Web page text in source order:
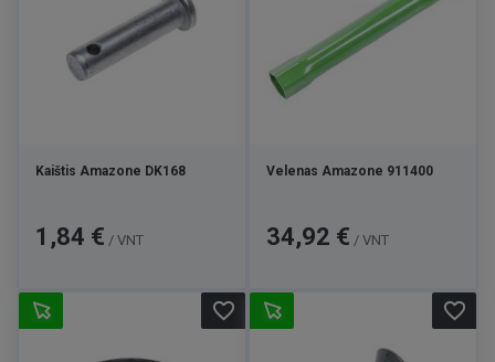
Kaištis Amazone DK168
Kaina
1,84 € / VNT
Velenas Amazone 911400
Kaina
34,92 € / VNT
favorite_border favorite_border